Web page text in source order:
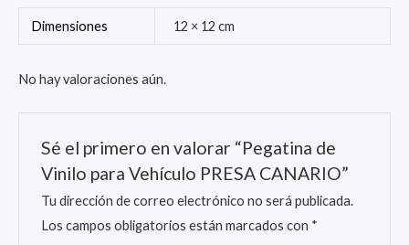
Dimensiones 12 × 12 cm
No hay valoraciones aún.
Sé el primero en valorar “Pegatina de
Vinilo para Vehículo PRESA CANARIO”
Tu dirección de correo electrónico no será publicada.
Los campos obligatorios están marcados con *